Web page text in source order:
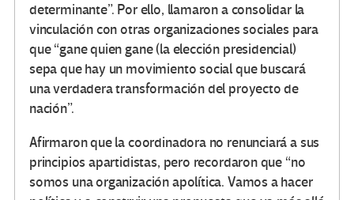
determinante . Por ello, llamaron a consolidar la
vinculación con otras organizaciones sociales para
que gane quien gane (la elección presidencial)
sepa que hay un movimiento social que buscará
una verdadera transformación del proyecto de
nación .
Afirmaron que la coordinadora no renunciará a sus
principios apartidistas, pero recordaron que no
somos una organización apolítica. Vamos a hacer